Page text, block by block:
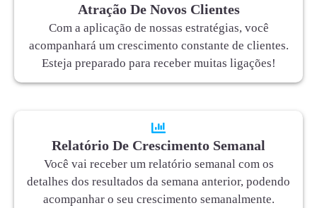
Atração De Novos Clientes
Com a aplicação de nossas estratégias, você
acompanhará um crescimento constante de clientes.
Esteja preparado para receber muitas ligações!
Relatório De Crescimento Semanal
Você vai receber um relatório semanal com os
detalhes dos resultados da semana anterior, podendo
acompanhar o seu crescimento semanalmente.